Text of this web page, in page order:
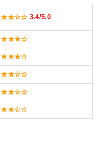
3.4/5.0